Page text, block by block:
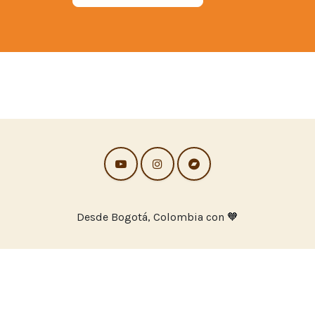
Desde Bogotá, Colombia con 🧡